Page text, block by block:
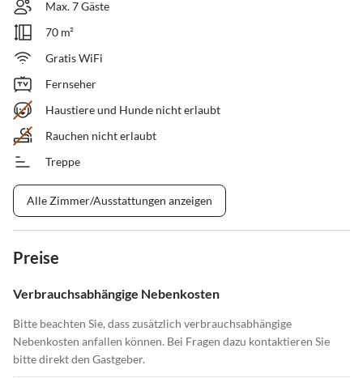
Max. 7 Gäste
70 m²
Gratis WiFi
Fernseher
Haustiere und Hunde nicht erlaubt
Rauchen nicht erlaubt
Treppe
Alle Zimmer/Ausstattungen anzeigen
Preise
Verbrauchsabhängige Nebenkosten
Bitte beachten Sie, dass zusätzlich verbrauchsabhängige
Nebenkosten anfallen können. Bei Fragen dazu kontaktieren Sie
bitte direkt den Gastgeber.